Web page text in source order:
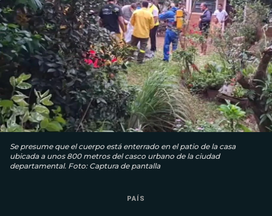
Se presume que el cuerpo está enterrado en el patio de la casa
ubicada a unos 800 metros del casco urbano de la ciudad
departamental. Foto: Captura de pantalla
PAÍS